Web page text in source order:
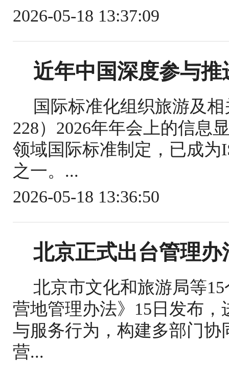
2026-05-18 13:37:09
近年中国深度参与
国际标准化组织旅游及
228）2026年年会上的信息
领域国际标准制定，已成为
之一。...
2026-05-18 13:36:50
北京正式出台管理
北京市文化和旅游局等
营地管理办法》15日发布
与服务行为，构建多部门
营...